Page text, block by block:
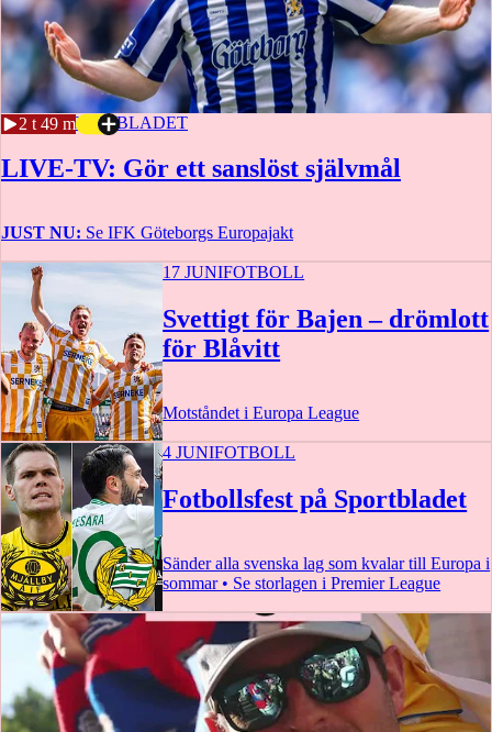
2 t 49 m
24 JUNI SPORTBLADET
LIVE-TV: Gör ett sanslöst självmål
JUST NU: Se IFK Göteborgs Europajakt
17 JUNIFOTBOLL
Svettigt för Bajen – drömlott
för Blåvitt
Motståndet i Europa League
4 JUNIFOTBOLL
Fotbollsfest på Sportbladet
Sänder alla svenska lag som kvalar till Europa i
sommar • Se storlagen i Premier League